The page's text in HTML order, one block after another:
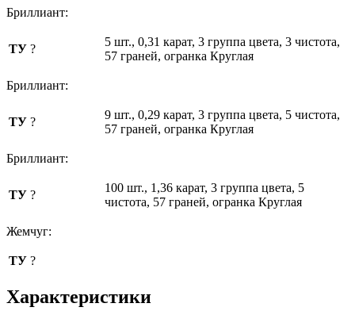
Бриллиант:
ТУ ?
5 шт., 0,31 карат, 3 группа цвета, 3 чистота,
57 граней, огранка Круглая
Бриллиант:
ТУ ?
9 шт., 0,29 карат, 3 группа цвета, 5 чистота,
57 граней, огранка Круглая
Бриллиант:
ТУ ?
100 шт., 1,36 карат, 3 группа цвета, 5
чистота, 57 граней, огранка Круглая
Жемчуг:
ТУ ?
Характеристики